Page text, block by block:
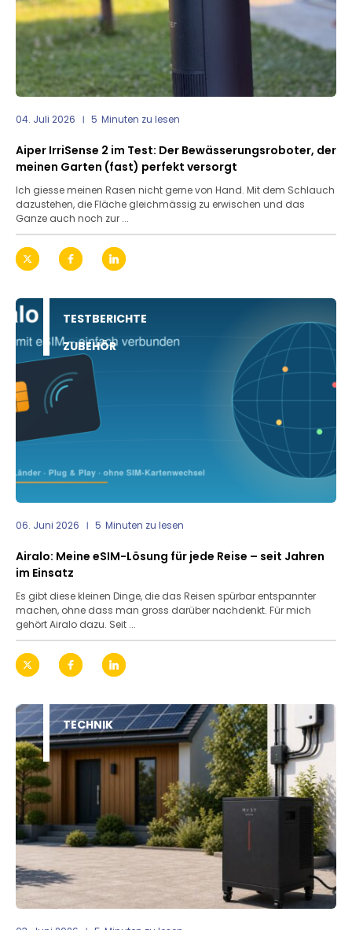
04. Juli 2026 5 Minuten zu lesen
Aiper IrriSense 2 im Test: Der Bewässerungsroboter, der
meinen Garten (fast) perfekt versorgt
Ich giesse meinen Rasen nicht gerne von Hand. Mit dem Schlauch
dazustehen, die Fläche gleichmässig zu erwischen und das
Ganze auch noch zur ...
TESTBERICHTE
ZUBEHÖR
06. Juni 2026 5 Minuten zu lesen
Airalo: Meine eSIM-Lösung für jede Reise – seit Jahren
im Einsatz
Es gibt diese kleinen Dinge, die das Reisen spürbar entspannter
machen, ohne dass man gross darüber nachdenkt. Für mich
gehört Airalo dazu. Seit ...
TECHNIK